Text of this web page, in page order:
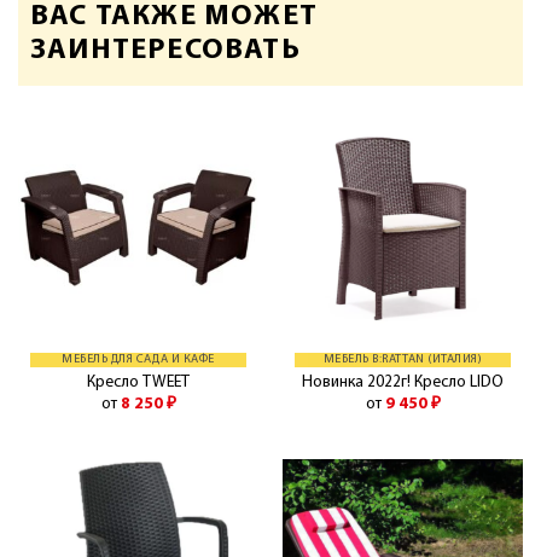
ВАС ТАКЖЕ МОЖЕТ
ЗАИНТЕРЕСОВАТЬ
МЕБЕЛЬ ДЛЯ САДА И КАФЕ
Кресло TWEET
от 8 250 ₽
МЕБЕЛЬ B:RATTAN (ИТАЛИЯ)
Новинка 2022г! Кресло LIDO
от 9 450 ₽